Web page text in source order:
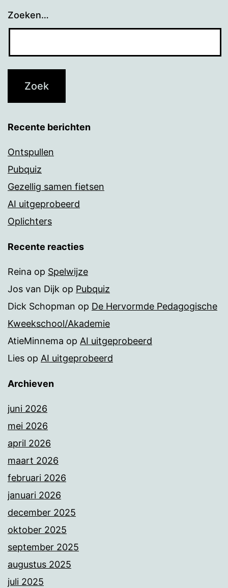
Zoeken…
Recente berichten
Ontspullen
Pubquiz
Gezellig samen fietsen
AI uitgeprobeerd
Oplichters
Recente reacties
Reina op Spelwijze
Jos van Dijk op Pubquiz
Dick Schopman op De Hervormde Pedagogische
Kweekschool/Akademie
AtieMinnema op AI uitgeprobeerd
Lies op AI uitgeprobeerd
Archieven
juni 2026
mei 2026
april 2026
maart 2026
februari 2026
januari 2026
december 2025
oktober 2025
september 2025
augustus 2025
juli 2025